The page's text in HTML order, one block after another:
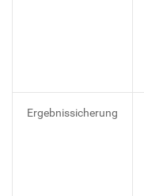
Ergebnissicherung